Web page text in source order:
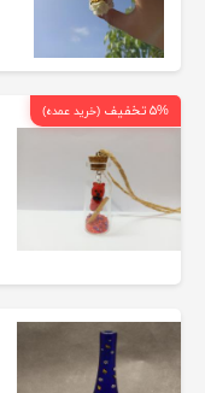
۵% تخفیف (خرید عمده)